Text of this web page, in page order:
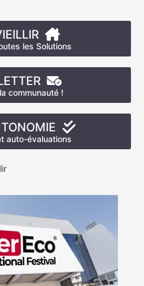
les Solutions
communauté !
auto-évaluations